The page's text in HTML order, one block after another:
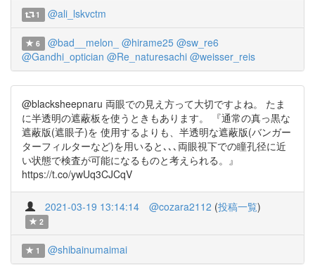
1 @ali_lskvctm
6 @bad__melon_ @hirame25 @sw_re6
@Gandhi_optician @Re_naturesachi @weisser_reis
@blacksheepnaru 両眼での見え方って大切ですよね。 たま
に半透明の遮蔽板を使うときもあります。 『通常の真っ黒な
遮蔽版(遮眼子)を 使用するよりも、半透明な遮蔽版(バンガー
ターフィルターなど)を用いると､､､両眼視下での瞳孔径に近
い状態で検査が可能になるものと考えられる。』
https://t.co/ywUq3CJCqV
2021-03-19 13:14:14 @cozara2112 (投稿一覧)
2
1 @shibainumaimai